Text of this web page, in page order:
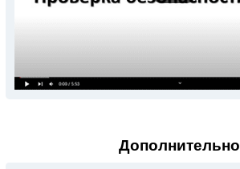
Дополнительно